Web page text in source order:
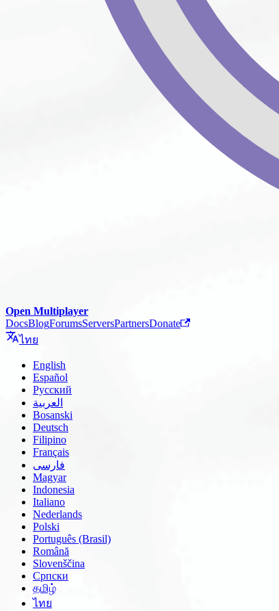
Open Multiplayer
DocsBlogForumsServersPartnersDonate
ไทย
English
Español
Русский
العربية
Bosanski
Deutsch
Filipino
Français
فارسی
Magyar
Indonesia
Italiano
Nederlands
Polski
Português (Brasil)
Română
Slovenščina
Српски
தமிழ்
ไทย